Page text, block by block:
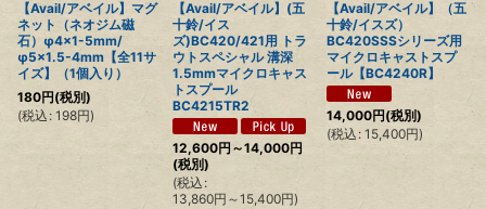
【Avail/アベイル】マグ
ネット（ネオジム磁
石）φ4×1-5mm/
φ5×1.5-4mm【全11サ
イズ】（1個入り）
180円(税別)
(税込 : 198円)
【Avail/アベイル】(五
十鈴/イス
ズ)BC420/421用 トラ
ウトスペシャル 溝深
1.5mmマイクロキャス
トスプール
BC4215TR2
12,600円 ～14,000円
(税別)
(税込 :
13,860円 ～15,400円)
【Avail/アベイル】（五
十鈴/イスズ）
BC420SSSシリーズ用
マイクロキャストスプ
ール【BC4240R】
14,000円(税別)
(税込 : 15,400円)